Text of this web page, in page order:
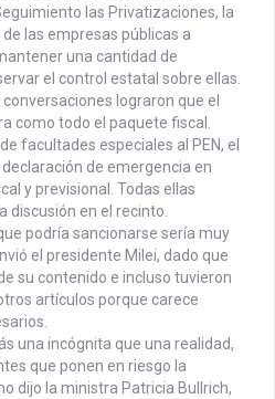
las Privatizaciones, la
las empresas públicas a
una cantidad de
el control estatal sobre ellas.
lograron que el
como todo el paquete fiscal.
facultades especiales al PEN, el
de emergencia en
y previsional. Todas ellas
discusión en el recinto.
podría sancionarse sería muy
el presidente Milei, dado que
su contenido e incluso tuvieron
artículos porque carece
una incógnita que una realidad,
que ponen en riesgo la
dijo la ministra Patricia Bullrich,